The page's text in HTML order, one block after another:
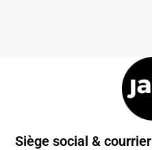
Siège social & courrier